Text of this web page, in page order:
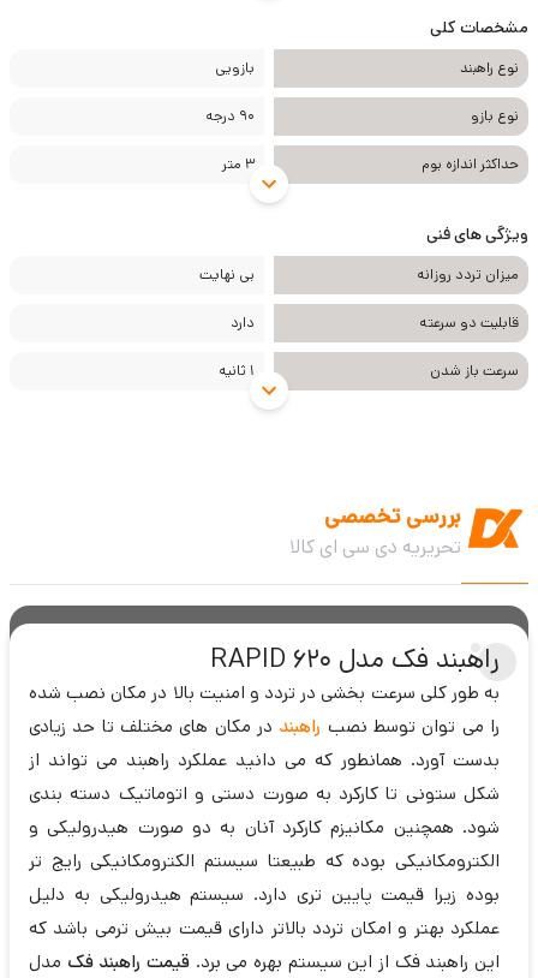
مشخصات کلی
نوع راهبند بازویی
نوع بازو 90 درجه
حداکثر اندازه بوم 3 متر
ویژگی های فنی
میزان تردد روزانه بی نهایت
قابلیت دو سرعته دارد
سرعت باز شدن 1 ثانیه
بررسی تخصصی
تحریریه دی سی ای کالا
راهبند فک مدل RAPID 620
به طور کلی سرعت بخشی در تردد و امنیت بالا در مکان نصب شده
را می توان توسط نصب راهبند در مکان های مختلف تا حد زیادی
بدست آورد. همانطور که می دانید عملکرد راهبند می تواند از
شکل ستونی تا کارکرد به صورت دستی و اتوماتیک دسته بندی
شود. همچنین مکانیزم کارکرد آنان به دو صورت هیدرولیکی و
الکترومکانیکی بوده که طبیعتا سیستم الکترومکانیکی رایج تر
بوده زیرا قیمت پایین تری دارد. سیستم هیدرولیکی به دلیل
عملکرد بهتر و امکان تردد بالاتر دارای قیمت بیش ترمی باشد که
این راهبند فک از این سیستم بهره می برد. قیمت راهبند فک مدل